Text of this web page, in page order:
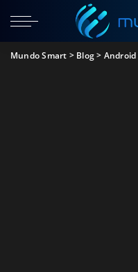
Mundo Smart > Blog> Android